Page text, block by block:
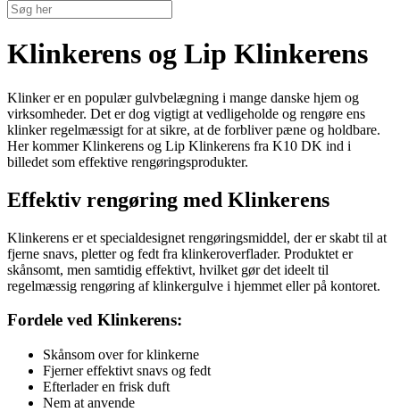
Klinkerens og Lip Klinkerens
Klinker er en populær gulvbelægning i mange danske hjem og
virksomheder. Det er dog vigtigt at vedligeholde og rengøre ens
klinker regelmæssigt for at sikre, at de forbliver pæne og holdbare.
Her kommer Klinkerens og Lip Klinkerens fra K10 DK ind i
billedet som effektive rengøringsprodukter.
Effektiv rengøring med Klinkerens
Klinkerens er et specialdesignet rengøringsmiddel, der er skabt til at
fjerne snavs, pletter og fedt fra klinkeroverflader. Produktet er
skånsomt, men samtidig effektivt, hvilket gør det ideelt til
regelmæssig rengøring af klinkergulve i hjemmet eller på kontoret.
Fordele ved Klinkerens:
Skånsom over for klinkerne
Fjerner effektivt snavs og fedt
Efterlader en frisk duft
Nem at anvende